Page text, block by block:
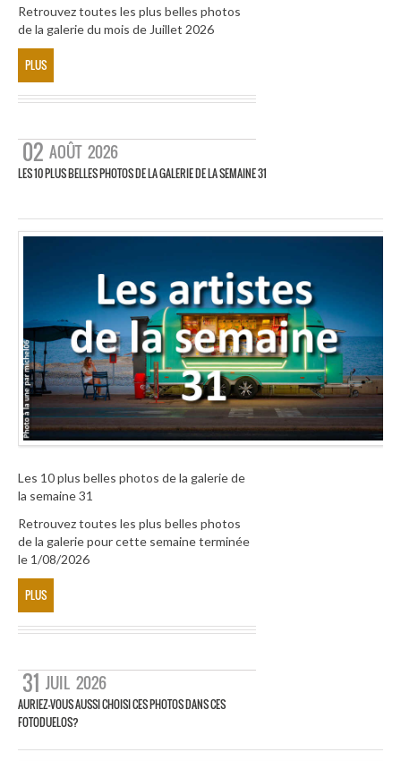
Retrouvez toutes les plus belles photos
de la galerie du mois de Juillet 2026
PLUS
02 AOÛT 2026
LES 10 PLUS BELLES PHOTOS DE LA GALERIE DE LA SEMAINE 31
Les 10 plus belles photos de la galerie de
la semaine 31
Retrouvez toutes les plus belles photos
de la galerie pour cette semaine terminée
le 1/08/2026
PLUS
31 JUIL 2026
AURIEZ-VOUS AUSSI CHOISI CES PHOTOS DANS CES
FOTODUELOS?